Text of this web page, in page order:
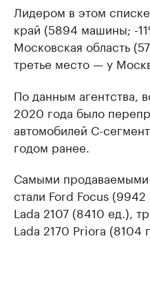
Лидером в этом
край (5894 машины; -
Московская область
третье место — у
По данным агентства,
2020 года было
автомобилей С-
годом ранее.
Самыми продаваемыми
стали Ford Focus
Lada 2107 (8410 ед.),
Lada 2170 Priora (8104